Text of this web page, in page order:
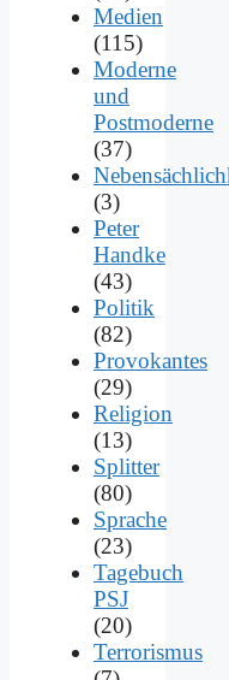
Medien
(115)
Moderne
und
Postmoderne
(37)
(3)
Peter
Handke
(43)
Politik
(82)
Provokantes
(29)
Religion
(13)
Splitter
(80)
Sprache
(23)
Tagebuch
PSJ
(20)
Terrorismus